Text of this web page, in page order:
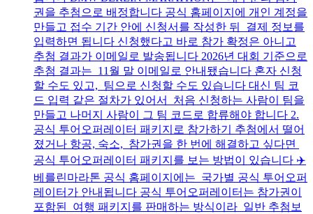
권을 추첨으로 배정합니다 공식 홈페이지에 개인 계정을
만들고 접수 기간 안에 신청서를 작성한 뒤 결제 정보를
입력하면 됩니다 신청했다고 바로 참가 확정은 아니고
추첨 결과가 이메일로 발송됩니다 2026년 대회 기준으로
추첨 결과는 11월 말 이메일로 안내됐습니다 혼자 신청
할 수도 있고, 팀으로 신청할 수도 있습니다 대신 팀 코
드 입력 같은 절차가 있어서 처음 신청하는 사람이 팀을
만들고 나머지 사람이 그 팀 코드로 합류해야 합니다 2.
공식 투어오퍼레이터 패키지로 참가하기 추첨에서 떨어
졌거나 항공, 숙소, 참가권을 한 번에 해결하고 싶다면
공식 투어오퍼레이터 패키지를 보는 방법이 있습니다 ✈️
베를린마라톤 공식 홈페이지에는 국가별 공식 투어오퍼
레이터가 안내됩니다 공식 투어오퍼레이터는 참가권이
포함된 여행 패키지를 판매하는 방식이라 일반 추첨보